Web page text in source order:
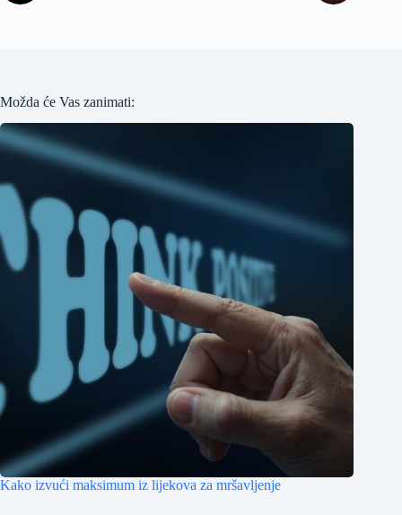
Možda će Vas zanimati:
Kako izvući maksimum iz lijekova za mršavljenje